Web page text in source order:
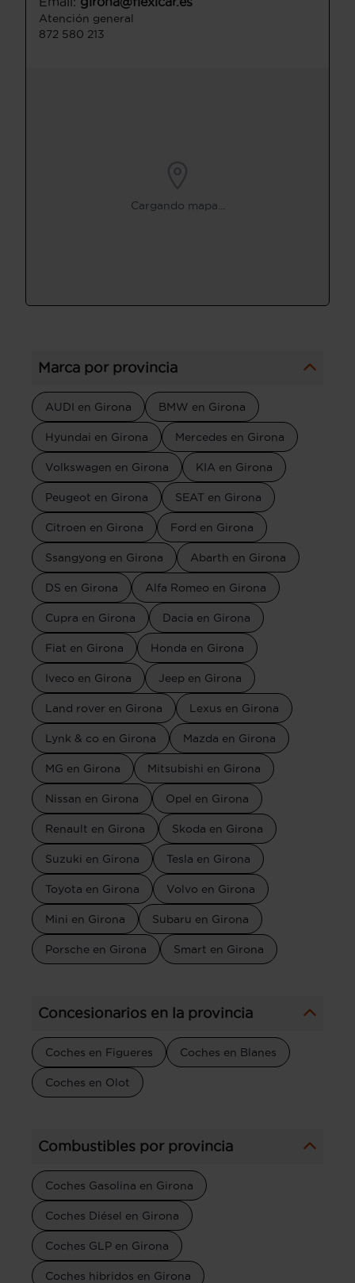
Atención general
872 580 213
Cargando mapa...
Marca por provincia
AUDI en Girona BMW en Girona
Hyundai en Girona Mercedes en Girona
Volkswagen en Girona KIA en Girona
Peugeot en Girona SEAT en Girona
Citroen en Girona Ford en Girona
Ssangyong en Girona Abarth en Girona
DS en Girona Alfa Romeo en Girona
Cupra en Girona Dacia en Girona
Fiat en Girona Honda en Girona
Iveco en Girona Jeep en Girona
Land rover en Girona Lexus en Girona
Lynk & co en Girona Mazda en Girona
MG en Girona Mitsubishi en Girona
Nissan en Girona Opel en Girona
Renault en Girona Skoda en Girona
Suzuki en Girona Tesla en Girona
Toyota en Girona Volvo en Girona
Mini en Girona Subaru en Girona
Porsche en Girona Smart en Girona
Concesionarios en la provincia
Coches en Figueres Coches en Blanes
Coches en Olot
Combustibles por provincia
Coches Gasolina en Girona
Coches Diésel en Girona
Coches GLP en Girona
Coches hibridos en Girona